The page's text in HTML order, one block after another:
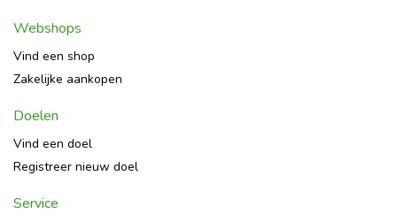
Webshops
Vind een shop
Zakelijke aankopen
Doelen
Vind een doel
Registreer nieuw doel
Service